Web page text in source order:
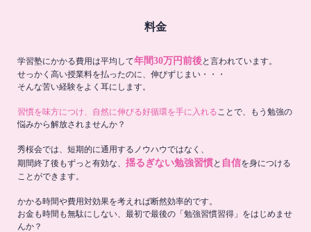
料金
学習塾にかかる費用は平均して年間30万円前後と言われています。
せっかく高い授業料を払ったのに、伸びずじまい・・・
そんな苦い経験をよく耳にします。
習慣を味方につけ、自然に伸びる好循環を手に入れる ことで、もう勉強の
悩みから解放されませんか？
秀桜会では、短期的に通用するノウハウではなく、
期間終了後もずっと有効な、 揺るぎない勉強習慣と 自信を身につける
ことができます。
かかる時間や費用対効果を考えれば断然効率的です。
お金も時間も無駄にしない、最初で最後の「勉強習慣習得」をはじめませ
んか？